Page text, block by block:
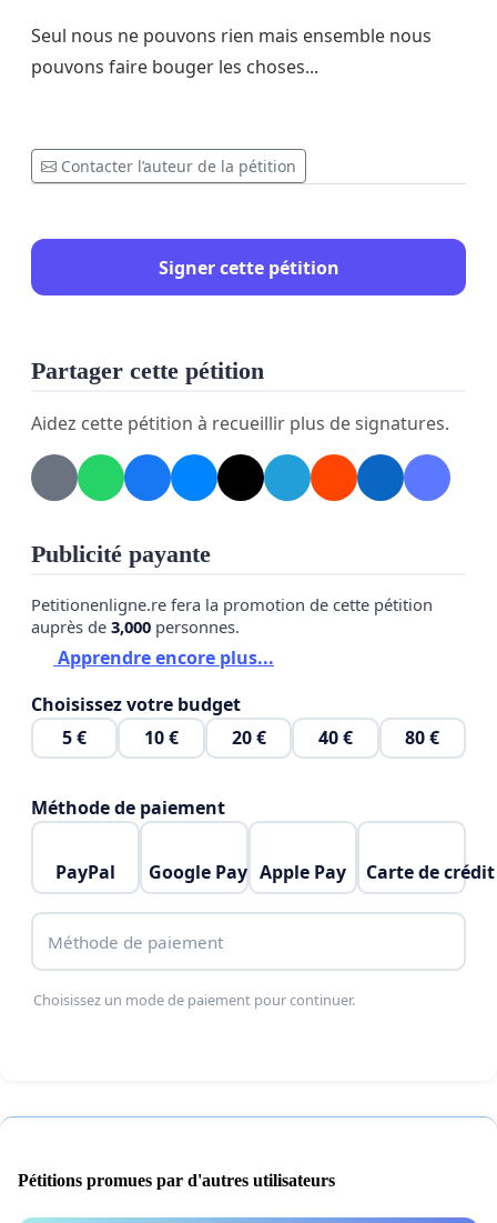
Seul nous ne pouvons rien mais ensemble nous
pouvons faire bouger les choses...
Contacter l’auteur de la pétition
Signer cette pétition
Partager cette pétition
Aidez cette pétition à recueillir plus de signatures.
Publicité payante
Petitionenligne.re fera la promotion de cette pétition
auprès de 3,000 personnes.
Apprendre encore plus...
Choisissez votre budget
5 €
10 € 20 € 40 € 80 €
Méthode de paiement
PayPal Google Pay Apple Pay Carte de crédit
Méthode de paiement
Choisissez un mode de paiement pour continuer.
Pétitions promues par d'autres utilisateurs